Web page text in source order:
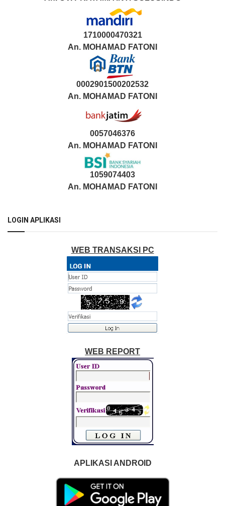
1710000470321
An. MOHAMAD FATONI
0002901500202532
An. MOHAMAD FATONI
0057046376
An. MOHAMAD FATONI
1059074403
An. MOHAMAD FATONI
LOGIN APLIKASI
WEB TRANSAKSI PC
WEB REPORT
APLIKASI ANDROID